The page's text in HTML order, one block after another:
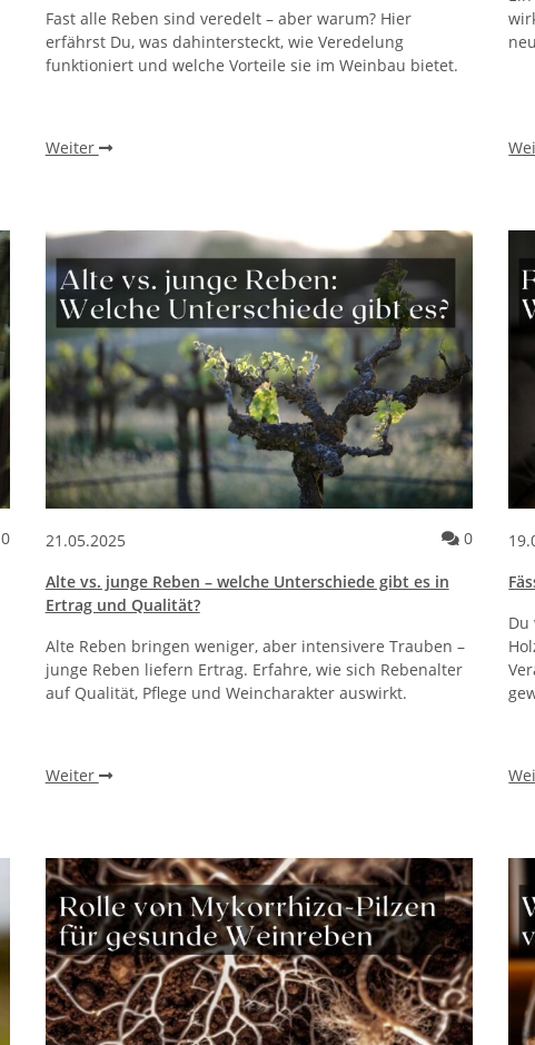
Fast alle Reben sind veredelt – aber warum? Hier
erfährst Du, was dahintersteckt, wie Veredelung
funktioniert und welche Vorteile sie im Weinbau bietet.
Weiter
0Kommentare zum Artikel Die besten Saunatypen für verschiedene
21.05.2025 0
Alte vs. junge Reben – welche Unterschiede gibt es in
Ertrag und Qualität?
Alte Reben bringen weniger, aber intensivere Trauben –
junge Reben liefern Ertrag. Erfahre, wie sich Rebenalter
auf Qualität, Pflege und Weincharakter auswirkt.
Weiter
Du